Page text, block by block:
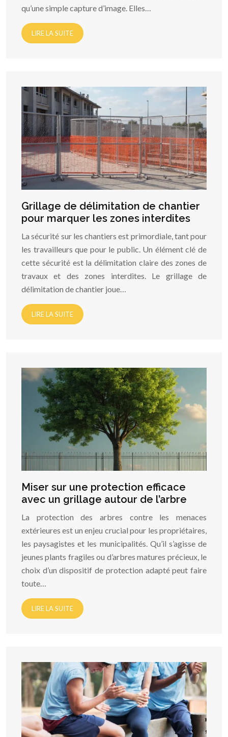
qu’une simple capture d’image. Elles…
LIRE LA SUITE
Grillage de délimitation de chantier
pour marquer les zones interdites
La sécurité sur les chantiers est primordiale, tant pour
les travailleurs que pour le public. Un élément clé de
cette sécurité est la délimitation claire des zones de
travaux et des zones interdites. Le grillage de
délimitation de chantier joue…
LIRE LA SUITE
Miser sur une protection efficace
avec un grillage autour de l’arbre
La protection des arbres contre les menaces
extérieures est un enjeu crucial pour les propriétaires,
les paysagistes et les municipalités. Qu’il s’agisse de
jeunes plants fragiles ou d’arbres matures précieux, le
choix d’un dispositif de protection adapté peut faire
toute…
LIRE LA SUITE